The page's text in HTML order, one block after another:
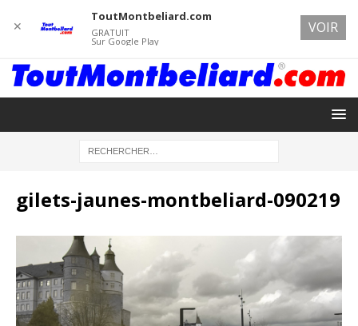
gilets-jaunes-montbeliard-090219
✕
ToutMontbeliard.com
GRATUIT
Sur Google Play
VOIR